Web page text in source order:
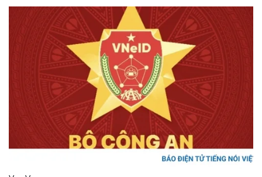
Lịch thi đấu bóng đá
Thế giới thể thao
Hậu trường
Ô tô - Xe máy
Ô tô
Xe máy
Tư vấn